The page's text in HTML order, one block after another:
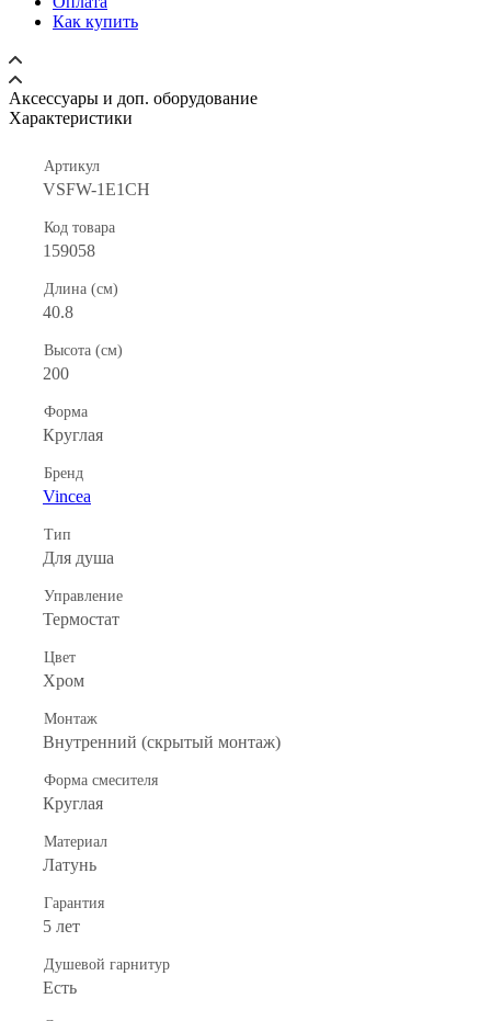
Как купить
Аксессуары и доп. оборудование
Характеристики
Артикул
VSFW-1E1CH
Код товара
159058
Длина (см)
40.8
Высота (см)
200
Форма
Круглая
Бренд
Vincea
Тип
Для душа
Управление
Термостат
Цвет
Хром
Монтаж
Внутренний (скрытый монтаж)
Форма смесителя
Круглая
Материал
Латунь
Гарантия
5 лет
Душевой гарнитур
Есть